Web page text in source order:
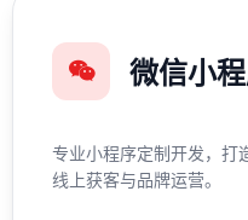
微信小
专业小程序定制开发，打
线上获客与品牌运营。